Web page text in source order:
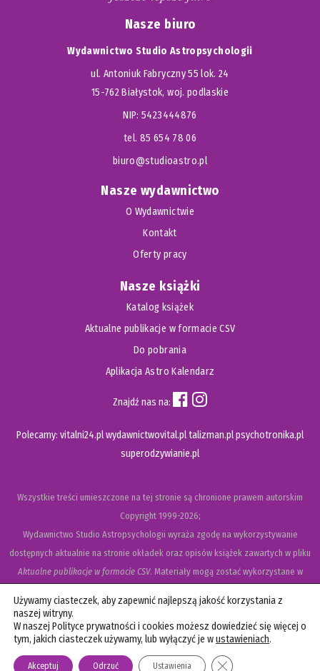
Nasze biuro
Wydawnictwo Studio Astropsychologii
ul. Antoniuk Fabryczny 55 lok. 24
15-762 Białystok, woj. podlaskie
NIP: 5423444876
tel. 85 654 78 06
biuro@studioastro.pl
Nasze wydawnictwo
O Wydawnictwie
Kontakt
Oferty pracy
Nasze książki
Katalog książek
Aktualne publikacje w formacie CSV
Do pobrania
Aplikacja Astro Kalendarz
Znajdź nas na:
Polecamy: vitalni24.plwydawnictwovital.pltalizman.plpsychotronika.pl
superodzywianie.pl
Wszystkie treści umieszczone na tej stronie są chronione prawem autorskim
Copyright1999-2026;
Wydawnictwo Studio Astropsychologii wyraża zgodę na wykorzystywanie
dostępnych aktualnie na stronie okładek oraz opisów książek zawartych w pliku
Aktualne publikacje w formacie CSV. Materiały mogą zostać wykorzystane w
materiałach promujących legalną dystrybucję książek. Usunięcie materiału z ww.
strony internetowej, równoznaczne jest z cofnięciem udzielonej zgody.
Polityka prywatności i cookies
Używamy ciasteczek, aby zapewnić najlepszą jakość korzystania z
naszej witryny.
W naszej Polityce prywatności i cookies możesz dowiedzieć się więcej o
tym, jakich ciasteczek używamy, lub wyłączyć je wustawieniach.
Akceptuj Odrzuć Ustawienia Zamknij panel